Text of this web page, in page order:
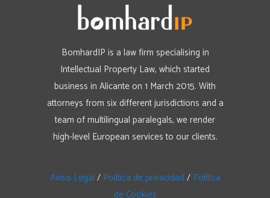
BomhardIP is a law firm specialising in
Intellectual Property Law, which started
business in Alicante on 1 March 2015. With
attorneys from six different jurisdictions and a
team of multilingual paralegals, we render
high-level European services to our clients.
Aviso Legal / Política de privacidad / Política
de Cookies